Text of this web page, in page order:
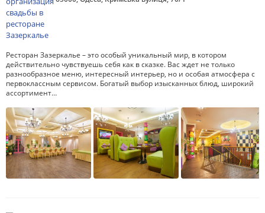
Ресторан Зазеркалье – это особый уникальный мир, в котором
действительно чувствуешь себя как в сказке. Вас ждет не только
разнообразное меню, интересный интерьер, но и особая атмосфера с
первоклассным сервисом. Богатый выбор изысканных блюд, широкий
ассортимент…